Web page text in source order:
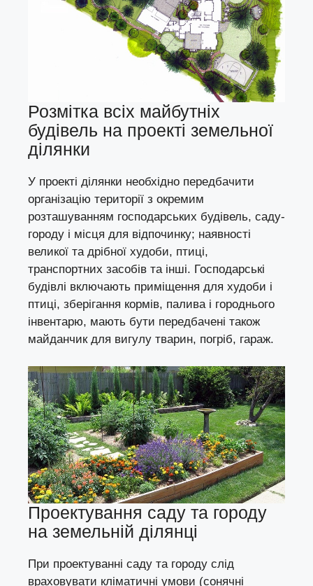
Розмітка всіх майбутніх
будівель на проекті земельної
ділянки
У проекті ділянки необхідно передбачити
організацію території з окремим
розташуванням господарських будівель, саду-
городу і місця для відпочинку; наявності
великої та дрібної худоби, птиці,
транспортних засобів та інші. Господарські
будівлі включають приміщення для худоби і
птиці, зберігання кормів, палива і городнього
інвентарю, мають бути передбачені також
майданчик для вигулу тварин, погріб, гараж.
Проектування саду та городу
на земельній ділянці
При проектуванні саду та городу слід
враховувати кліматичні умови (сонячні